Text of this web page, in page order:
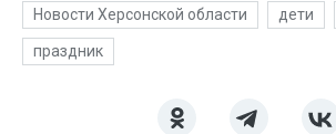
Новости Херсонской области дети
праздник